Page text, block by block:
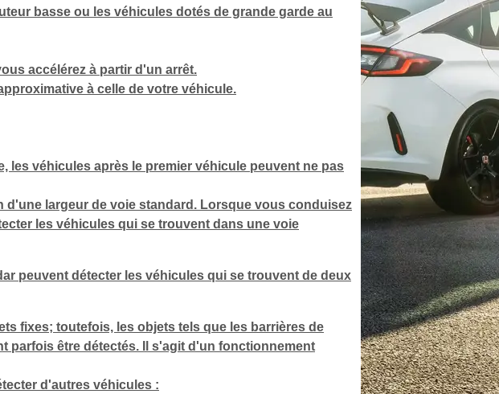
basse ou les véhicules dotés de grande garde au
accélérez à partir d'un arrêt.
à celle de votre véhicule.
les véhicules après le premier véhicule peuvent ne pas
d'une largeur de voie standard. Lorsque vous conduisez
les véhicules qui se trouvent dans une voie
peuvent détecter les véhicules qui se trouvent de deux
fixes; toutefois, les objets tels que les barrières de
parfois être détectés. Il s'agit d'un fonctionnement
d'autres véhicules :